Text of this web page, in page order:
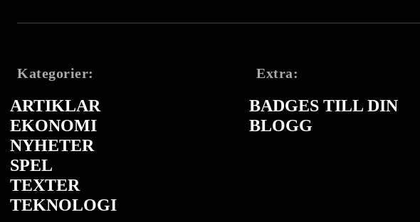
Kategorier:
ARTIKLAR
EKONOMI
NYHETER
SPEL
TEXTER
TEKNOLOGI
Extra:
BADGES TILL DIN
BLOGG